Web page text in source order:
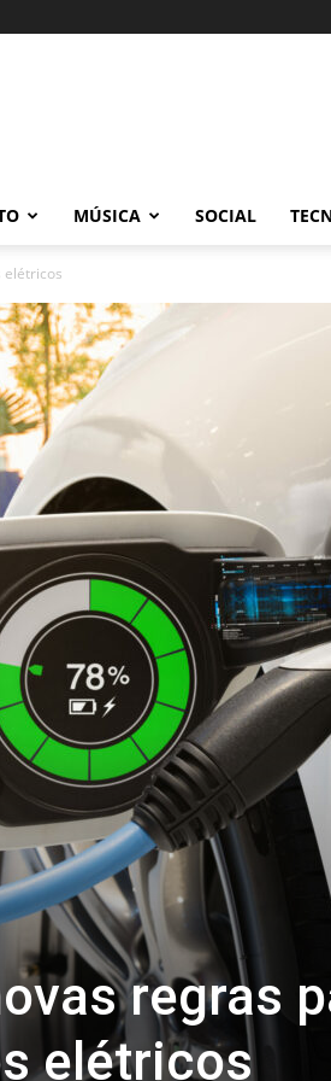
MÚSICA SOCIAL
elétricos
regras
elétricos